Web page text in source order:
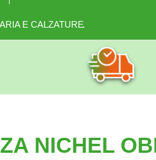
E CALZATURE
NICHEL